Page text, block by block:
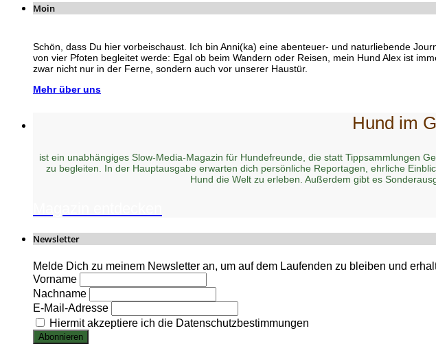
Moin
Schön, dass Du hier vorbeischaust. Ich bin Anni(ka) eine abenteuer- und naturliebende
von vier Pfoten begleitet werde: Egal ob beim Wandern oder Reisen, mein Hund Alex ist
zwar nicht nur in der Ferne, sondern auch vor unserer Haustür.
Mehr über uns
Hund im
ist ein unabhängiges Slow-Media-Magazin für Hundefreunde, die statt Tippsammlungen
zu begleiten. In der Hauptausgabe erwarten dich persönliche Reportagen, ehrliche
Hund die Welt zu erleben. Außerdem gibt es
Newsletter
Melde Dich zu meinem Newsletter an, um auf dem Laufenden zu bleiben und
Vorname
Nachname
E-Mail-Adresse
Hiermit akzeptiere ich die Datenschutzbestimmungen